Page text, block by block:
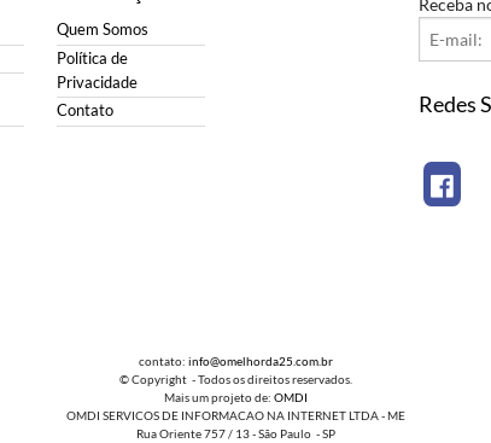
Quem Somos
Política de
Privacidade
Contato
Receba
Redes
contato: info@omelhorda25.com.br
© Copyright - Todos os direitos reservados.
Mais um projeto de: OMDI
OMDI SERVICOS DE INFORMACAO NA INTERNET LTDA - ME
Rua Oriente 757 / 13 - São Paulo - SP